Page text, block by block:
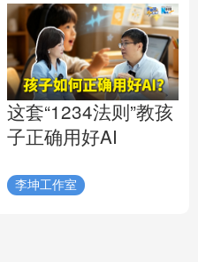
这套“1234法则”教孩
子正确用好AI
李坤工作室